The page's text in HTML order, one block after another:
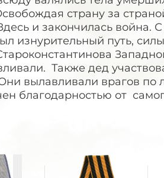
страну за
и закончилась война.
изнурительный путь,
Также дед
вылавливали врагов по
благодарностью от